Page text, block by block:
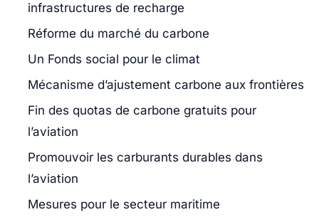
infrastructures de recharge
Réforme du marché du carbone
Un Fonds social pour le climat
Mécanisme d’ajustement carbone aux frontières
Fin des quotas de carbone gratuits pour
l’aviation
Promouvoir les carburants durables dans
l’aviation
Mesures pour le secteur maritime